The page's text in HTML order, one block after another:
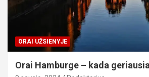
ORAI UŽSIENYJE
Orai Hamburge – kada